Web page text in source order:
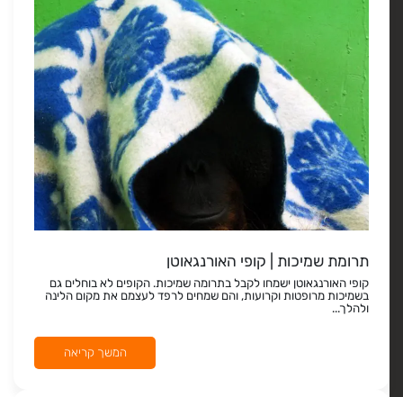
תרומת שמיכות | קופי האורנגאוטן
קופי האורנגאוטן ישמחו לקבל בתרומה שמיכות. הקופים לא בוחלים גם
בשמיכות מרופטות וקרועות, והם שמחים לרפד לעצמם את מקום הלינה
ולהלך...
המשך קריאה